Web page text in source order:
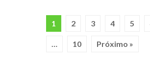
1 2 3 4 5
10 Próximo »